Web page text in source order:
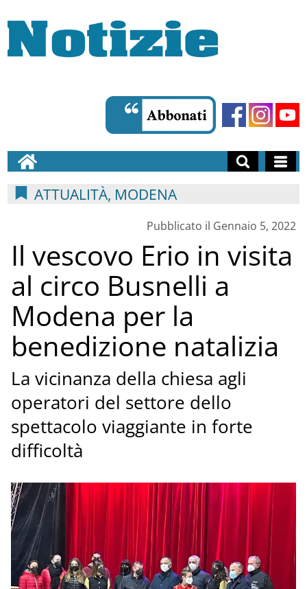
ATTUALITÀ, MODENA
Pubblicato il Gennaio 5, 2022
Il vescovo Erio in visita
al circo Busnelli a
Modena per la
benedizione natalizia
La vicinanza della chiesa agli
operatori del settore dello
spettacolo viaggiante in forte
difficoltà